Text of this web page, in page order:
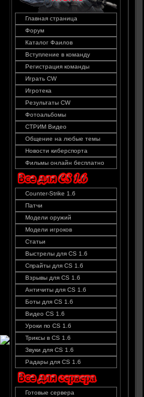
Главная страница
Форум
Каталог Фаилов
Вступление в команду
Регистрация команды
Играть CW
Игротека
Результаты CW
Фотоальбомы
СТРИМ Видео
Общение на любые темы
Новости киберспорта
Фильмы онлайн бесплатно
Counter-Strike 1.6
Патчи
Модели оружий
Модели игроков
Статьи
Выстрелы для CS 1.6
Спрайты для CS 1.6
Взрывы для CS 1.6
Античиты для CS 1.6
Боты для CS 1.6
Видео CS 1.6
Уроки по CS 1.6
Триксы в CS 1.6
Звуки для CS 1.6
Радары для CS 1.6
Готовые сервера